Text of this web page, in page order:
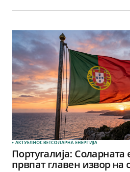
АКТУЕЛНОСВЕТСОЛАРНА EНЕРГИЈА
Португалија: Соларната
првпат главен извор на